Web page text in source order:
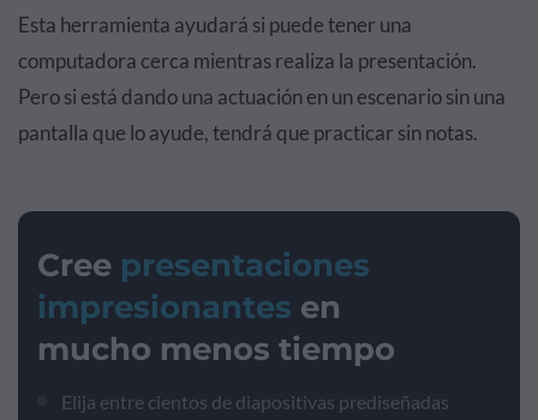
Esta herramienta ayudará si puede tener una
computadora cerca mientras realiza la presentación.
Pero si está dando una actuación en un escenario sin una
pantalla que lo ayude, tendrá que practicar sin notas.
Cree presentaciones
impresionantes en
mucho menos tiempo
Elija entre cientos de diapositivas prediseñadas